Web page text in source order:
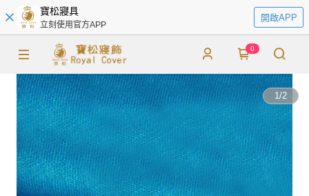
寶松寢具
立刻使用官方APP
開啟APP
0
1/2